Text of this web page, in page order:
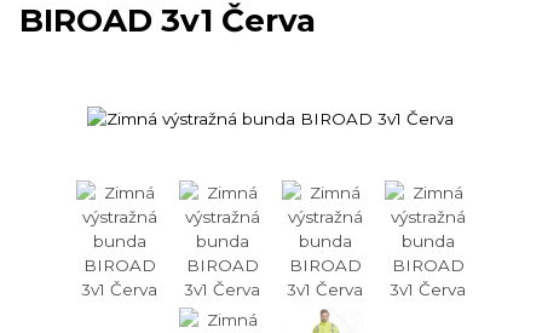
BIROAD 3v1 Červa